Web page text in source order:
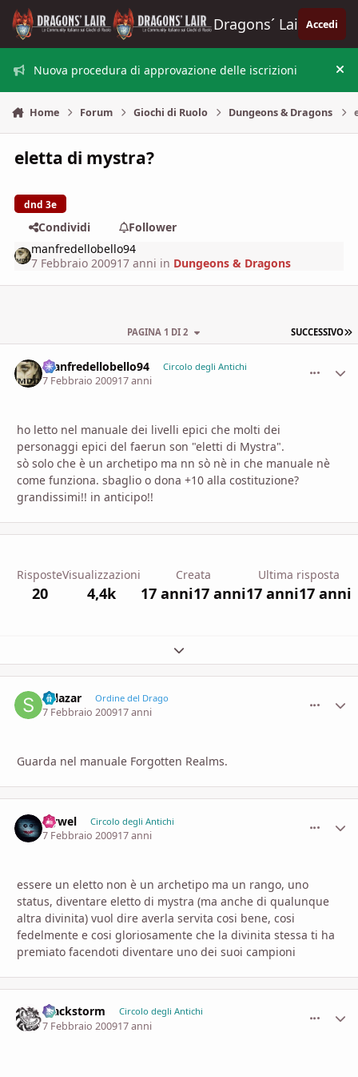
Vai al contenuto
Dragons´ Lair Accedi
Nuova procedura di approvazione delle iscrizioni
Home Forum Giochi di Ruolo Dungeons & Dragons
eletta di mystra?
dnd 3e
Condividi
Follower
manfredellobello94
7 Febbraio 200917 anni in Dungeons & Dragons
SUCCESSIVO
PAGINA 1 DI 2
manfredellobello94 Circolo degli Antichi
7 Febbraio 200917 anni
ho letto nel manuale dei livelli epici che molti dei
personaggi epici del faerun son "eletti di Mystra".
sò solo che è un archetipo ma nn sò nè in che manuale nè
come funziona. sbaglio o dona +10 alla costituzione?
grandissimi!! in anticipo!!
Risposte
20
Visualizzazioni
4,4k
Creata
17 anni17 anni
Ultima risposta
17 anni17 anni
Espandi panoramica del topic
Salazar Ordine del Drago
7 Febbraio 200917 anni
Guarda nel manuale Forgotten Realms.
Hywel Circolo degli Antichi
7 Febbraio 200917 anni
essere un eletto non è un archetipo ma un rango, uno
status, diventare eletto di mystra (ma anche di qualunque
altra divinita) vuol dire averla servita cosi bene, cosi
fedelmente e cosi gloriosamente che la divinita stessa ti ha
premiato facendoti diventare uno dei suoi campioni
Blackstorm Circolo degli Antichi
7 Febbraio 200917 anni